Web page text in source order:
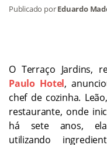
Publicado porEduardo
O Terraço Jardins,
Paulo Hotel,
chef de cozinha.
restaurante, onde
há sete anos,
utilizando